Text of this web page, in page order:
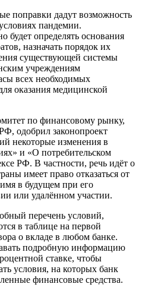
поправки дадут возможность
пандемии.
будет определять основания
назначать порядок их
существующей системы
учреждениям
всех необходимых
оказания медицинской
по финансовому рынку,
одобрил законопроект
некоторые изменения в
и «О потребительском
РФ. В частности, речь идёт о
имеет право отказаться от
в будущем при его
или удалённом участии.
перечень условий,
в таблице на первой
о вкладе в любом банке.
подробную информацию
ставке, чтобы
условия, на которых банк
финансовые средства.